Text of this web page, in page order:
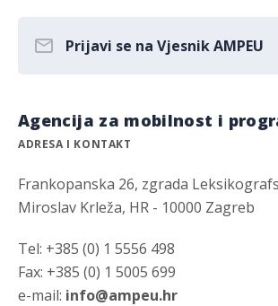
Prijavi se na Vjesnik AMPEU
Agencija za mobilnost i
ADRESA I KONTAKT
Frankopanska 26, zgrada
Miroslav Krleža, HR - 10000 Zagreb
Tel: +385 (0) 1 5556 498
Fax: +385 (0) 1 5005 699
e-mail: info@ampeu.hr